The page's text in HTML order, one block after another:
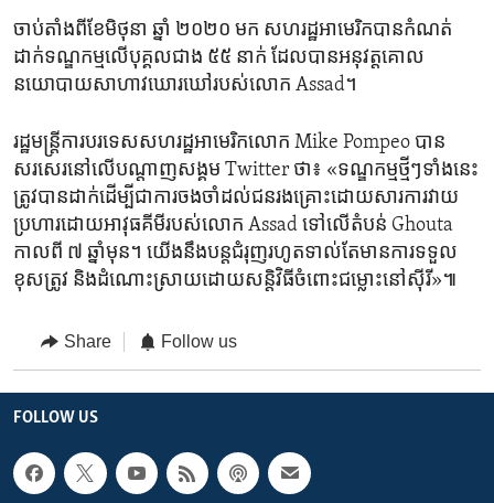
ចាប់តាំងពី​ខែ​មិថុនា ឆ្នាំ ២០២០ មក សហរដ្ឋ​អាមេរិក​បាន​កំណត់​
ដាក់​ទណ្ឌកម្ម​លើ​បុគ្គល​ជាង ៥៥ នាក់ ដែល​បាន​អនុវត្ត​គោល​
នយោបាយ​សាហាវ​ឃោរឃៅ​របស់​លោក Assad។
រដ្ឋមន្រ្តី​ការបរទេស​សហរដ្ឋ​អាមេរិក​លោក Mike Pompeo បាន​
សរសេរ​នៅ​លើ​បណ្តាញ​សង្គម Twitter ថា៖ «ទណ្ឌកម្ម​ថ្មីៗ​ទាំងនេះ​
ត្រូវបាន​ដាក់​ដើម្បី​ជា​ការ​ចងចាំ​ដល់​ជន​រងគ្រោះ​ដោយសារ​ការ​វាយ
ប្រហារ​ដោយ​អាវុធ​គីមី​របស់​លោក Assad ទៅ​លើ​តំបន់ Ghouta
កាលពី ៧ ឆ្នាំ​មុន។ យើង​នឹង​បន្ត​ជំរុញ​រហូត​ទាល់តែ​មាន​ការ​ទទួល​
ខុសត្រូវ និង​ដំណោះស្រាយ​ដោយ​សន្តិវិធី​ចំពោះ​ជម្លោះ​នៅ​ស៊ីរី»៕
Share Follow us
FOLLOW US